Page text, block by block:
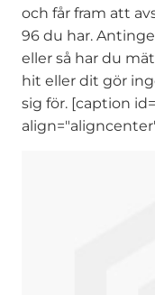
och får fram att
96 du har.
eller så har du
hit eller dit gör
sig för. [caption